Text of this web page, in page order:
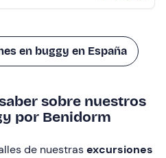
en buggy en España
sobre nuestros
por Benidorm
de nuestrasexcursiones